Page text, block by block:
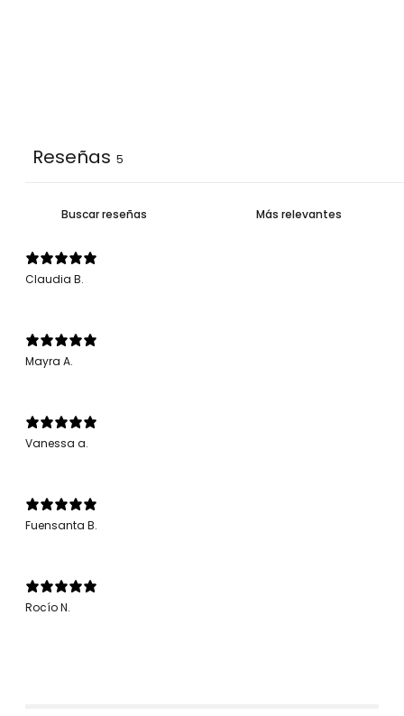
Reseñas 5
Claudia B.
Mayra A.
Vanessa a.
Fuensanta B.
Rocío N.